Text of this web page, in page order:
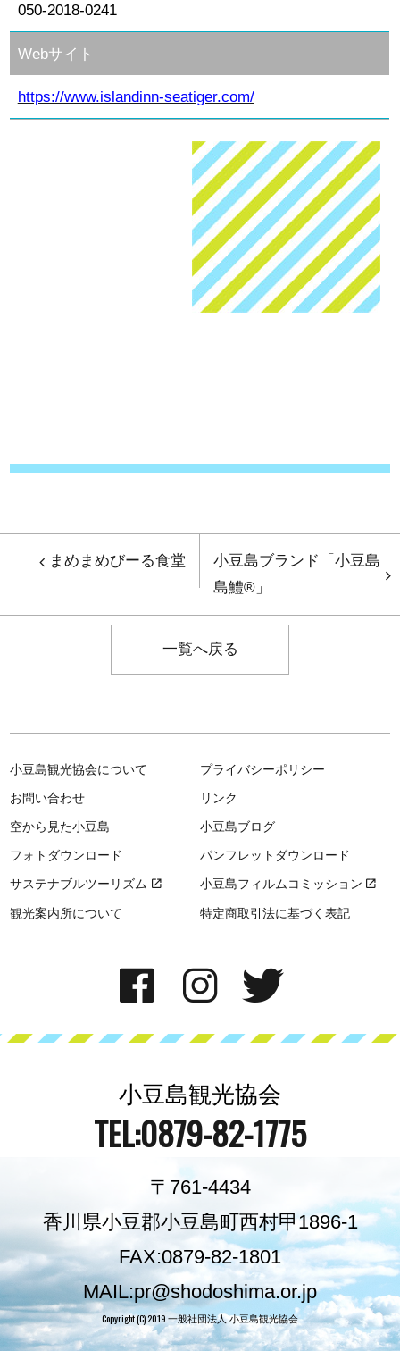
050-2018-0241
Webサイト
https://www.islandinn-seatiger.com/
まめまめびーる食堂
小豆島ブランド「小豆島
島鱧®」
一覧へ戻る
小豆島観光協会について プライバシーポリシー
お問い合わせ リンク
空から見た小豆島 小豆島ブログ
フォトダウンロード パンフレットダウンロード
サステナブルツーリズム 小豆島フィルムコミッション
観光案内所について 特定商取引法に基づく表記
小豆島観光協会
TEL:0879-82-1775
〒761-4434
香川県小豆郡小豆島町西村甲1896-1
FAX:0879-82-1801
MAIL:pr@shodoshima.or.jp
Copyright (C) 2019 一般社団法人 小豆島観光協会